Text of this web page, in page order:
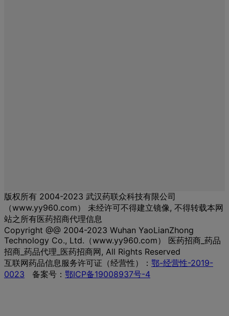
版权所有 2004-2023 武汉药联众科技有限公司
（www.yy960.com） 未经许可不得建立镜像, 不得转载本网
站之所有医药招商代理信息
Copyright @@ 2004-2023 Wuhan YaoLianZhong
Technology Co., Ltd.（www.yy960.com） 医药招商_药品
招商_药品代理_医药招商网, All Rights Reserved
互联网药品信息服务许可证（经营性）： 鄂-经营性-2019-
0023 备案号： 鄂ICP备19008937号-4